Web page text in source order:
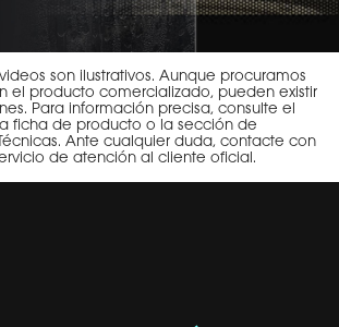
son ilustrativos. Aunque procuramos
el producto comercializado, pueden existir
Para información precisa, consulte el
ficha de producto o la sección de
Ante cualquier duda, contacte con
de atención al cliente oficial.